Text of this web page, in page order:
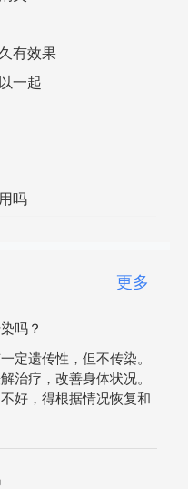
有效果
一起
吗
更多
吗？
定遗传性，但不传染。
治疗，改善身体状况。
好，得根据情况恢复和